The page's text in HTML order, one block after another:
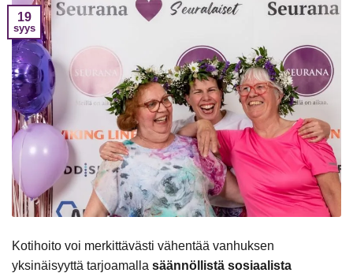
19
syys
Kotihoito voi merkittävästi vähentää vanhuksen
yksinäisyyttä tarjoamalla säännöllistä sosiaalista